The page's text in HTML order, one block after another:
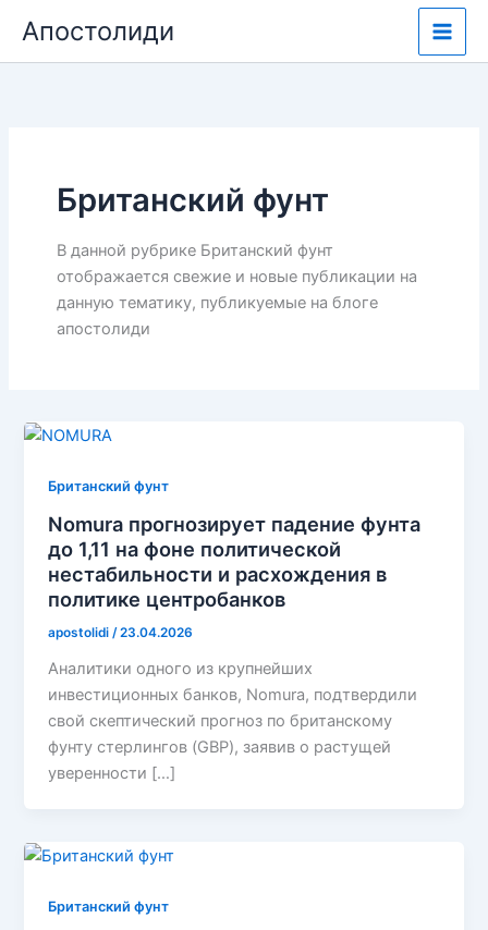
содержимому
Апостолиди
Британский фунт
В данной рубрике Британский фунт
отображается свежие и новые публикации на
данную тематику, публикуемые на блоге
апостолиди
Британский фунт
Nomura прогнозирует падение фунта
до 1,11 на фоне политической
нестабильности и расхождения в
политике центробанков
apostolidi /23.04.2026
Аналитики одного из крупнейших
инвестиционных банков, Nomura, подтвердили
свой скептический прогноз по британскому
фунту стерлингов (GBP), заявив о растущей
уверенности […]
Британский фунт